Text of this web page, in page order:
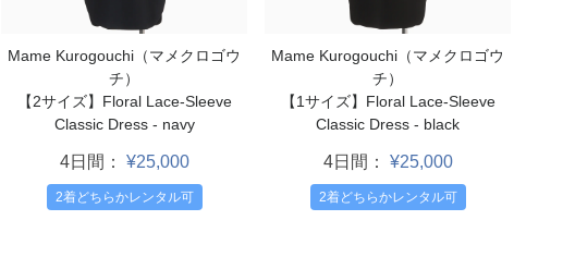
Mame Kurogouchi（マメクロゴウ
チ）
【2サイズ】Floral Lace-Sleeve
Classic Dress - navy
4日間： ¥25,000
2着どちらかレンタル可
Mame Kurogouchi（マメクロゴウ
チ）
【1サイズ】Floral Lace-Sleeve
Classic Dress - black
4日間： ¥25,000
2着どちらかレンタル可